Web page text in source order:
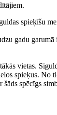
spieķīšu
gadu
vietas.
spieķus.
spēcīgs